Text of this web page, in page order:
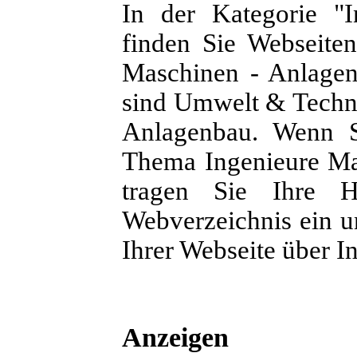
In der Kategorie
finden Sie
Maschinen -
sind Umwelt &
Anlagenbau. Wenn
Thema Ingenieure
tragen Sie Ihre
Webverzeichnis ein
Ihrer Webseite über
Anzeigen